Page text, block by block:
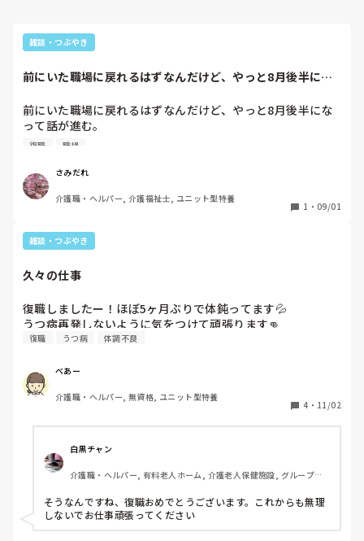
雑談・つぶやき
前にいた職場に戻れるはずなんだけど、やっと8月後半にな
前にいた職場に戻れるはずなんだけど、やっと8月後半にな
って話が進む。
最初に話をしたのは7月中旬だったのに。
に話が進まないのは初めて。
せんたく間違ったかなぁ。
復職 職場
さみだれ
介護職・ヘルパー, 介護福祉士, ユニット型特養
1 ・ 09/01
雑談・つぶやき
久々の仕事
復職しましたー！ほぼ5ヶ月ぶりで体鈍ってます💦
うつ病再発しないように気をつけて頑張ります👊
復職 うつ病 体調不良
べあー
介護職・ヘルパー, 無資格, ユニット型特養
4 ・ 11/02
白黒チャン
介護職・ヘルパー, 有料老人ホーム, 介護老人保健施設, グループホ
そうなんですね、復職おめでとうございます。これからも無理
しないでお仕事頑張ってください